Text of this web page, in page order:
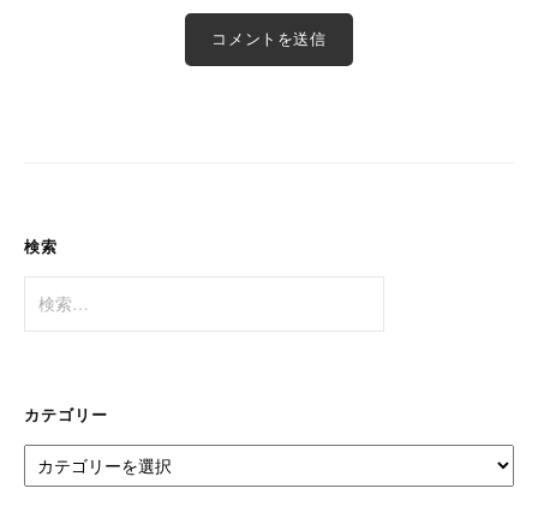
検索
索:
カテゴリー
テ